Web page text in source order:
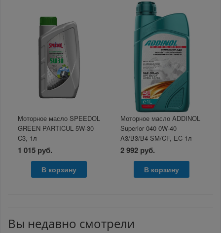
Моторное масло SPEEDOL
GREEN PARTICUL 5W-30
C3, 1л
1 015 руб.
В корзину
Моторное масло ADDINOL
Superior 040 0W-40
A3/B3/B4 SM/CF, EC 1л
2 992 руб.
В корзину
Вы недавно смотрели